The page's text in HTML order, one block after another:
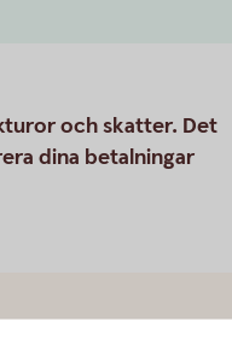
och skatter. Det
dina betalningar